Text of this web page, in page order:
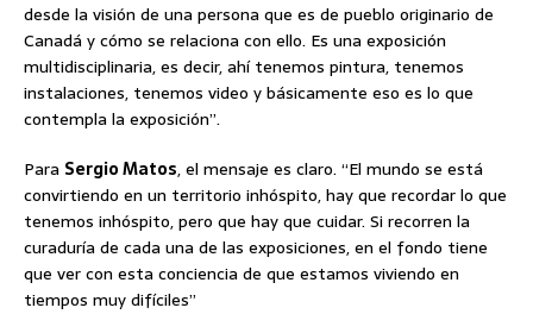
desde la visión de una persona que es de pueblo originario de
Canadá y cómo se relaciona con ello. Es una exposición
multidisciplinaria, es decir, ahí tenemos pintura, tenemos
instalaciones, tenemos video y básicamente eso es lo que
contempla la exposición”.
Para Sergio Matos, el mensaje es claro. “El mundo se está
convirtiendo en un territorio inhóspito, hay que recordar lo que
tenemos inhóspito, pero que hay que cuidar. Si recorren la
curaduría de cada una de las exposiciones, en el fondo tiene
que ver con esta conciencia de que estamos viviendo en
tiempos muy difíciles”